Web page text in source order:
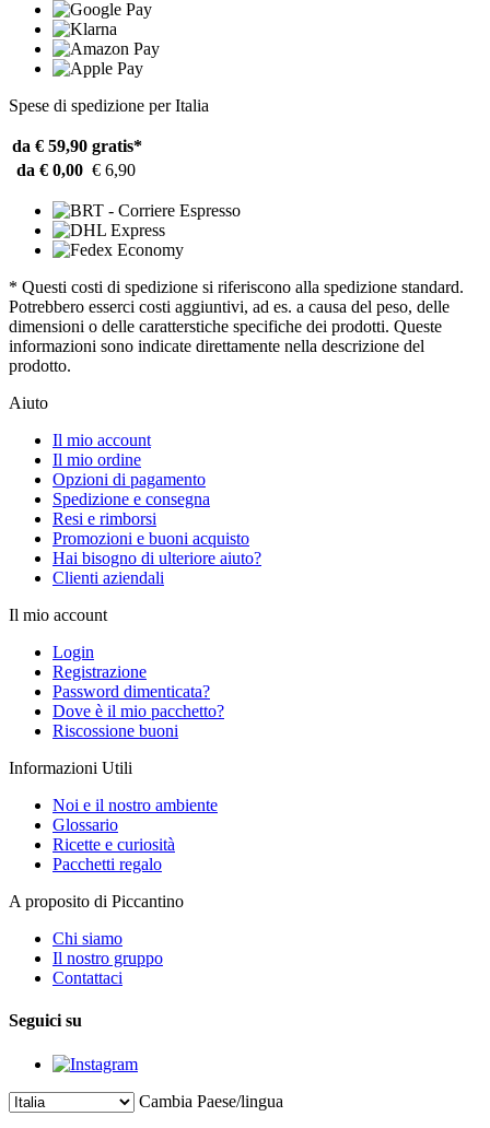
Spese di spedizione per Italia
da € 59,90 gratis*
da € 0,00 € 6,90
* Questi costi di spedizione si riferiscono alla spedizione standard.
Potrebbero esserci costi aggiuntivi, ad es. a causa del peso, delle
dimensioni o delle caratterstiche specifiche dei prodotti. Queste
informazioni sono indicate direttamente nella descrizione del
prodotto.
Aiuto
Il mio account
Il mio ordine
Opzioni di pagamento
Spedizione e consegna
Resi e rimborsi
Promozioni e buoni acquisto
Hai bisogno di ulteriore aiuto?
Clienti aziendali
Il mio account
Login
Registrazione
Password dimenticata?
Dove è il mio pacchetto?
Riscossione buoni
Informazioni Utili
Noi e il nostro ambiente
Glossario
Ricette e curiosità
Pacchetti regalo
A proposito di Piccantino
Chi siamo
Il nostro gruppo
Contattaci
Seguici su
Cambia Paese/lingua